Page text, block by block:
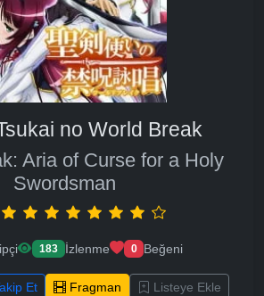
no World Break
Aria of Curse for a Holy
Swordsman
183 İzlenme 0 Beğeni
Et Fragman Listeye Ekle